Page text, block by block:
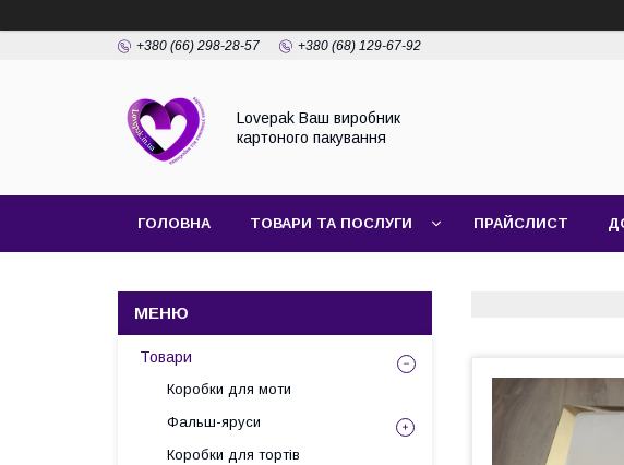
+380 (66) 298-28-57 +380 (68) 129-67-92
Lovepak Ваш виробник
картоного пакування
ГОЛОВНА ТОВАРИ ТА ПОСЛУГИ ПРАЙСЛИСТ
Товари
Коробки для моти
Фальш-яруси
Коробки для тортів